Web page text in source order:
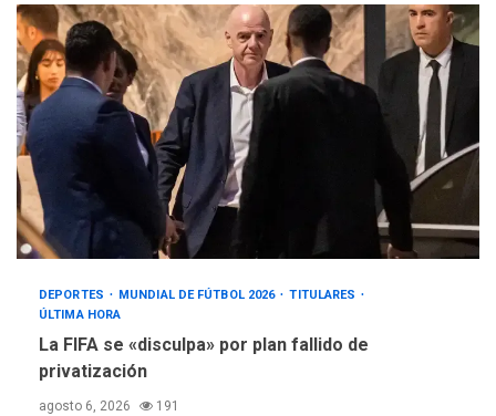
DEPORTES MUNDIAL DE FÚTBOL 2026
TITULARES
ÚLTIMA HORA
La FIFA se «disculpa» por plan fallido de
privatización
agosto 6, 2026 191